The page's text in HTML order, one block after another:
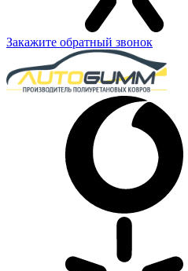
Закажите обратный звонок